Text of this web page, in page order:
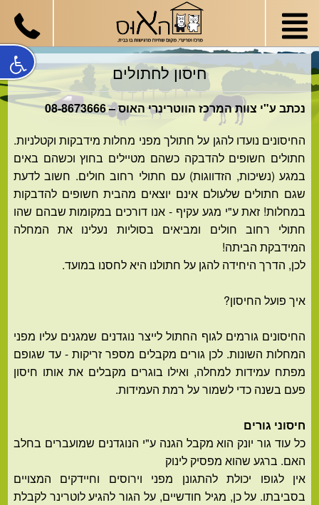
חיסון לחתולים
נכתב ע"י צוות המרכז הווטרינרי האוס – 08-8673666
החיסונים נועדו להגן על חתולך מפני מחלות מידבקות וקטלניות.
חתולים חשופים להדבקה כשהם מטיילים בחוץ וכשהם באים
במגע (נשיכות, הזדווגות) עם חתולי רחוב חולים. חשוב לדעת
שגם חתולים שלעולם אינם יוצאים מהבית חשופים להדבקות
במחלות! זאת ע"י מגע עקיף - אנו דורכים במקומות שבהם שהו
חתולי רחוב חולים ומביאים בסוליות נעלינו את המחלה
המידבקת הביתה!
לכן, הדרך היחידה להגן על חתולנו היא לחסנו במועד.
איך פועל החיסון?
החיסונים גורמים לגוף החתול לייצר נוגדנים שמגנים עליו מפני
המחלות השונות. לכן גורים מקבלים מספר זריקות - עד שגופם
מפתח עמידות למחלה, ואילו בוגרים מקבלים את אותו חיסון
פעם בשנה כדי לשמור על רמת העמידות.
חיסוני גורים
כל עוד גור יונק הוא מקבל הגנה ע"י הנוגדנים שמועברים בחלב
האם. ברגע שהוא מפסיק לינוק
אין לגופו יכולת להתגונן מפני וירוסים וחיידקים המצויים
בסביבתו. על כן, מגיל חודשיים, על הגור להגיע לוטרינר לקבלת